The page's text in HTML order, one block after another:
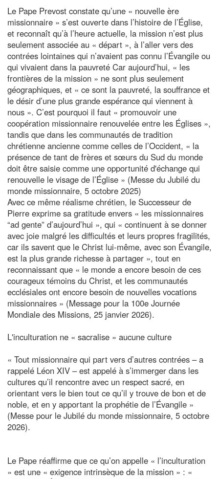
Le Pape Prevost constate qu’une « nouvelle ère
missionnaire » s’est ouverte dans l’histoire de l’Église,
et reconnaît qu’à l’heure actuelle, la mission n’est plus
seulement associée au « départ », à l’aller vers des
contrées lointaines qui n’avaient pas connu l’Évangile ou
qui vivaient dans la pauvreté Car aujourd’hui, « les
frontières de la mission » ne sont plus seulement
géographiques, et « ce sont la pauvreté, la souffrance et
le désir d’une plus grande espérance qui viennent à
nous ». C’est pourquoi il faut « promouvoir une
coopération missionnaire renouvelée entre les Églises »,
tandis que dans les communautés de tradition
chrétienne ancienne comme celles de l’Occident, « la
présence de tant de frères et sœurs du Sud du monde
doit être saisie comme une opportunité d'échange qui
renouvelle le visage de l’Église » (Messe du Jubilé du
monde missionnaire, 5 octobre 2025)
Avec ce même réalisme chrétien, le Successeur de
Pierre exprime sa gratitude envers « les missionnaires
“ad gente” d’aujourd’hui », qui « continuent à se donner
avec joie malgré les difficultés et leurs propres fragilités,
car ils savent que le Christ lui-même, avec son Évangile,
est la plus grande richesse à partager », tout en
reconnaissant que « le monde a encore besoin de ces
courageux témoins du Christ, et les communautés
ecclésiales ont encore besoin de nouvelles vocations
missionnaires » (Message pour la 100e Journée
Mondiale des Missions, 25 janvier 2026).
L'inculturation ne « sacralise » aucune culture
« Tout missionnaire qui part vers d’autres contrées – a
rappelé Léon XIV – est appelé à s’immerger dans les
cultures qu’il rencontre avec un respect sacré, en
orientant vers le bien tout ce qu’il y trouve de bon et de
noble, et en y apportant la prophétie de l’Évangile »
(Messe pour le Jubilé du monde missionnaire, 5 octobre
2026).
Le Pape réaffirme que ce qu’on appelle « l’inculturation
» est une « exigence intrinsèque de la mission » : «